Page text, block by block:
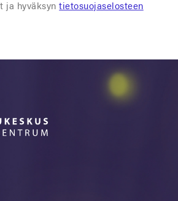
ja hyväksyntietosuojaselosteen